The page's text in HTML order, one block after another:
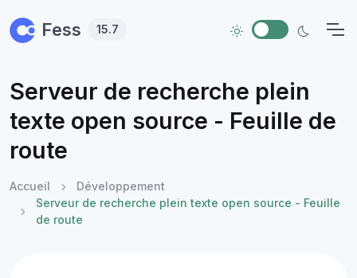
Fess 15.7
Serveur de recherche plein
texte open source - Feuille de
route
Accueil
Développement
Serveur de recherche plein texte open source - Feuille
de route